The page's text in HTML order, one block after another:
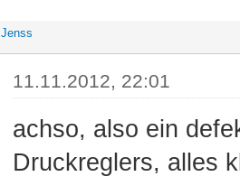
Jenss
11.11.2012, 22:01
achso, also ein
Druckreglers, alles